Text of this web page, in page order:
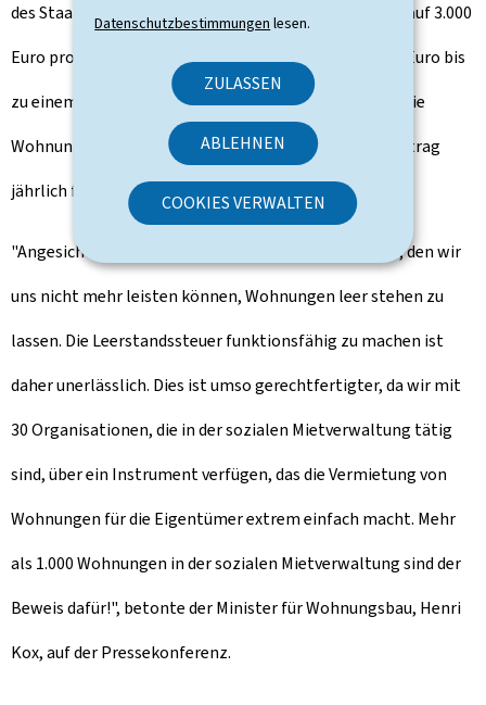
Datenschutzbestimmungen lesen.
ZULASSEN
ABLEHNEN
COOKIES VERWALTEN
des Staates erhoben wird, beläuft sich im ersten Jahr auf 3.000
Euro pro Wohnung. Die Steuer wird jedes Jahr um 900 Euro bis
zu einem Höchstbetrag von 7.500 Euro erhöht. Wenn die
Wohnung weiterhin unbewohnt bleibt, wird dieser Betrag
jährlich fällig.
"Angesichts der Wohnungsknappheit ist es ein Luxus, den wir
uns nicht mehr leisten können, Wohnungen leer stehen zu
lassen. Die Leerstandssteuer funktionsfähig zu machen ist
daher unerlässlich. Dies ist umso gerechtfertigter, da wir mit
30 Organisationen, die in der sozialen Mietverwaltung tätig
sind, über ein Instrument verfügen, das die Vermietung von
Wohnungen für die Eigentümer extrem einfach macht. Mehr
als 1.000 Wohnungen in der sozialen Mietverwaltung sind der
Beweis dafür!", betonte der Minister für Wohnungsbau, Henri
Kox, auf der Pressekonferenz.